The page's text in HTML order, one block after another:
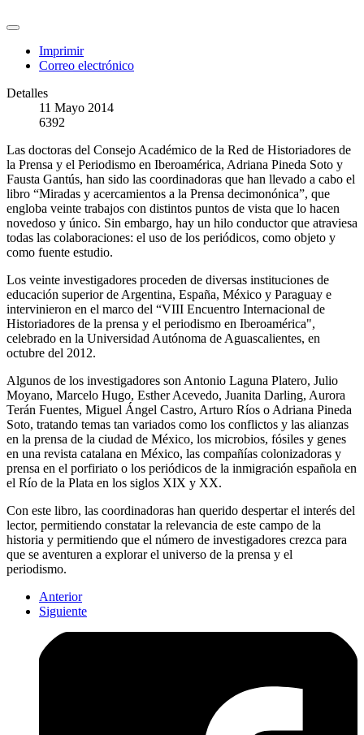
Imprimir
Correo electrónico
Detalles
11 Mayo 2014
6392
Las doctoras del Consejo Académico de la Red de Historiadores de
la Prensa y el Periodismo en Iberoamérica, Adriana Pineda Soto y
Fausta Gantús, han sido las coordinadoras que han llevado a cabo el
libro “Miradas y acercamientos a la Prensa decimonónica”, que
engloba veinte trabajos con distintos puntos de vista que lo hacen
novedoso y único. Sin embargo, hay un hilo conductor que atraviesa
todas las colaboraciones: el uso de los periódicos, como objeto y
como fuente estudio.
Los veinte investigadores proceden de diversas instituciones de
educación superior de Argentina, España, México y Paraguay e
intervinieron en el marco del “VIII Encuentro Internacional de
Historiadores de la prensa y el periodismo en Iberoamérica",
celebrado en la Universidad Autónoma de Aguascalientes, en
octubre del 2012.
Algunos de los investigadores son Antonio Laguna Platero, Julio
Moyano, Marcelo Hugo, Esther Acevedo, Juanita Darling, Aurora
Terán Fuentes, Miguel Ángel Castro, Arturo Ríos o Adriana Pineda
Soto, tratando temas tan variados como los conflictos y las alianzas
en la prensa de la ciudad de México, los microbios, fósiles y genes
en una revista catalana en México, las compañías colonizadoras y
prensa en el porfiriato o los periódicos de la inmigración española en
el Río de la Plata en los siglos XIX y XX.
Con este libro, las coordinadoras han querido despertar el interés del
lector, permitiendo constatar la relevancia de este campo de la
historia y permitiendo que el número de investigadores crezca para
que se aventuren a explorar el universo de la prensa y el
periodismo.
Anterior
Siguiente